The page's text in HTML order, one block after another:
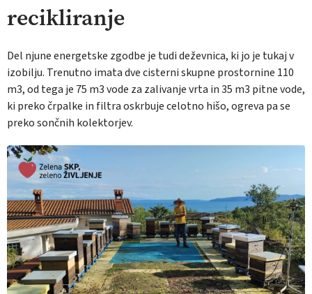
recikliranje
Del njune energetske zgodbe je tudi deževnica, ki jo je tukaj v
izobilju. Trenutno imata dve cisterni skupne prostornine 110
m3, od tega je 75 m3 vode za zalivanje vrta in 35 m3 pitne vode,
ki preko črpalke in filtra oskrbuje celotno hišo, ogreva pa se
preko sončnih kolektorjev.